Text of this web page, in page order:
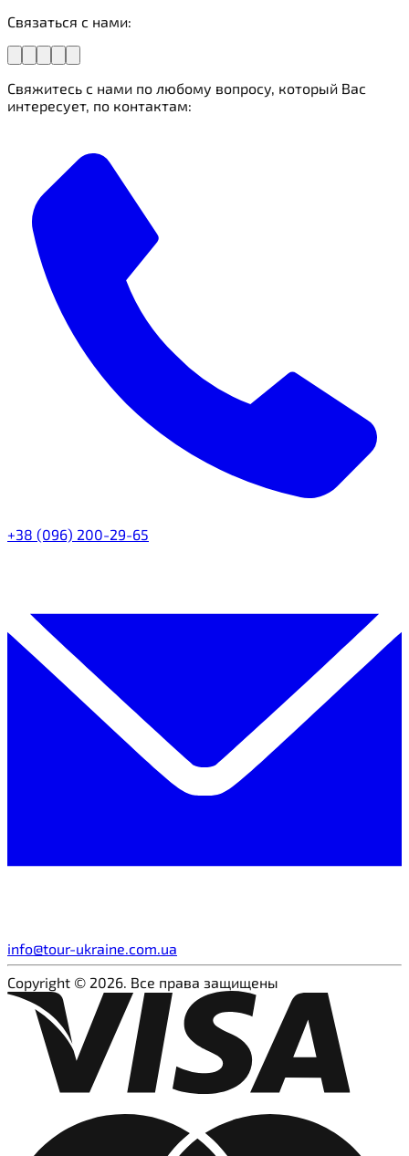
Связаться с нами:
Свяжитесь с нами по любому вопросу, который Вас
интересует, по контактам:
+38 (096) 200-29-65
info@tour-ukraine.com.ua
Copyright © 2026. Все права защищены